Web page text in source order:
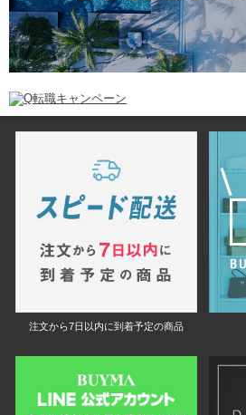
注文から7日以内に到着予定の商品